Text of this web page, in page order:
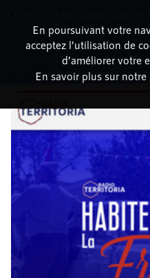
DÉTAILS
26 juillet 2021à 14h04, durée : 40
En poursuivant votre
acceptez l’utilisation de
d’améliorer votre
En savoir plus sur
dessous
Non merci